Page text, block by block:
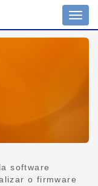
software
o firmware